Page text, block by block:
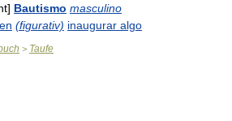
Bautismo masculino
(figurativ) inaugurar algo
> Taufe